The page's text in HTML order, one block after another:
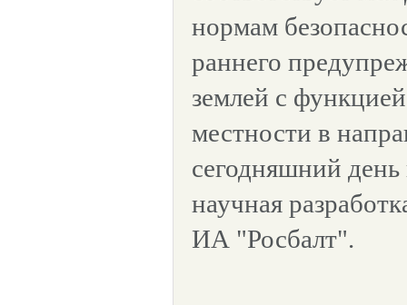
нормам
раннего
землей с
местности в
сегодняшний день
научная
ИА "Росбалт".